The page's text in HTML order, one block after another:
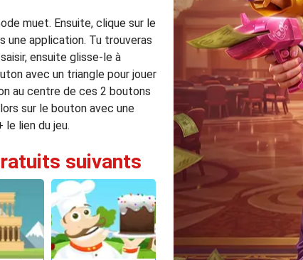
muet. Ensuite, clique sur le
une application. Tu trouveras
ensuite glisse-le à
avec un triangle pour jouer
au centre de ces 2 boutons
sur le bouton avec une
lien du jeu.
suivants